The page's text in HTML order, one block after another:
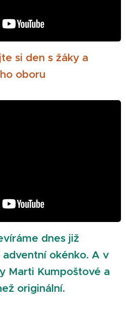
si den s žáky a
oboru
dnes již
okénko. A v
Marti Kumpoštové a
originální.